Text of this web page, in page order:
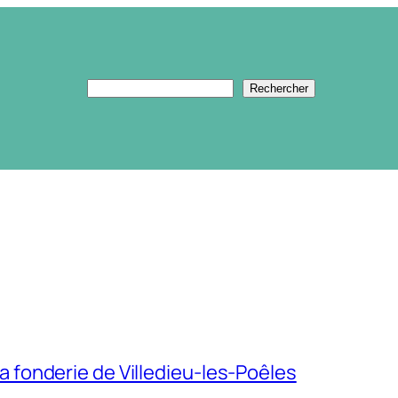
Rechercher Rechercher
fonderie de Villedieu-les-Poêles